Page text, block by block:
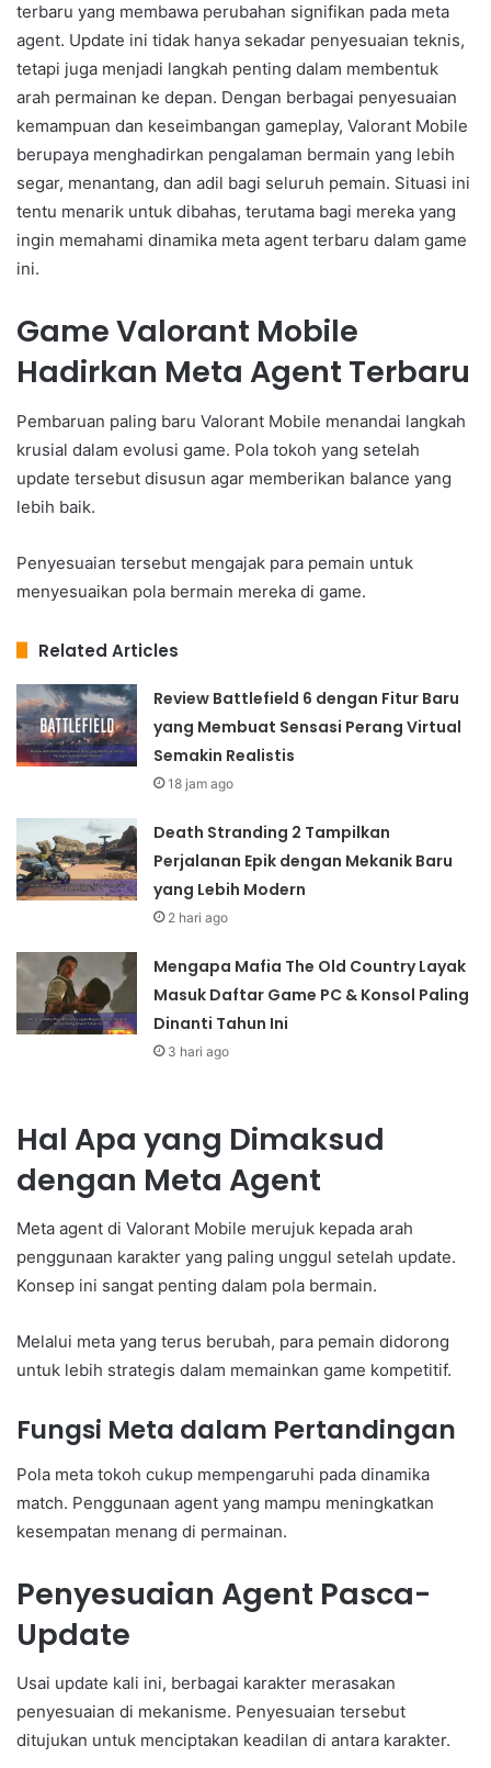
terbaru yang membawa perubahan signifikan pada meta
agent. Update ini tidak hanya sekadar penyesuaian teknis,
tetapi juga menjadi langkah penting dalam membentuk
arah permainan ke depan. Dengan berbagai penyesuaian
kemampuan dan keseimbangan gameplay, Valorant Mobile
berupaya menghadirkan pengalaman bermain yang lebih
segar, menantang, dan adil bagi seluruh pemain. Situasi ini
tentu menarik untuk dibahas, terutama bagi mereka yang
ingin memahami dinamika meta agent terbaru dalam game
ini.
Game Valorant Mobile
Hadirkan Meta Agent Terbaru
Pembaruan paling baru Valorant Mobile menandai langkah
krusial dalam evolusi game. Pola tokoh yang setelah
update tersebut disusun agar memberikan balance yang
lebih baik.
Penyesuaian tersebut mengajak para pemain untuk
menyesuaikan pola bermain mereka di game.
Related Articles
Review Battlefield 6 dengan Fitur Baru
yang Membuat Sensasi Perang Virtual
Semakin Realistis
18 jam ago
Death Stranding 2 Tampilkan
Perjalanan Epik dengan Mekanik Baru
yang Lebih Modern
2 hari ago
Mengapa Mafia The Old Country Layak
Masuk Daftar Game PC & Konsol Paling
Dinanti Tahun Ini
3 hari ago
Hal Apa yang Dimaksud
dengan Meta Agent
Meta agent di Valorant Mobile merujuk kepada arah
penggunaan karakter yang paling unggul setelah update.
Konsep ini sangat penting dalam pola bermain.
Melalui meta yang terus berubah, para pemain didorong
untuk lebih strategis dalam memainkan game kompetitif.
Fungsi Meta dalam Pertandingan
Pola meta tokoh cukup mempengaruhi pada dinamika
match. Penggunaan agent yang mampu meningkatkan
kesempatan menang di permainan.
Penyesuaian Agent Pasca-
Update
Usai update kali ini, berbagai karakter merasakan
penyesuaian di mekanisme. Penyesuaian tersebut
ditujukan untuk menciptakan keadilan di antara karakter.